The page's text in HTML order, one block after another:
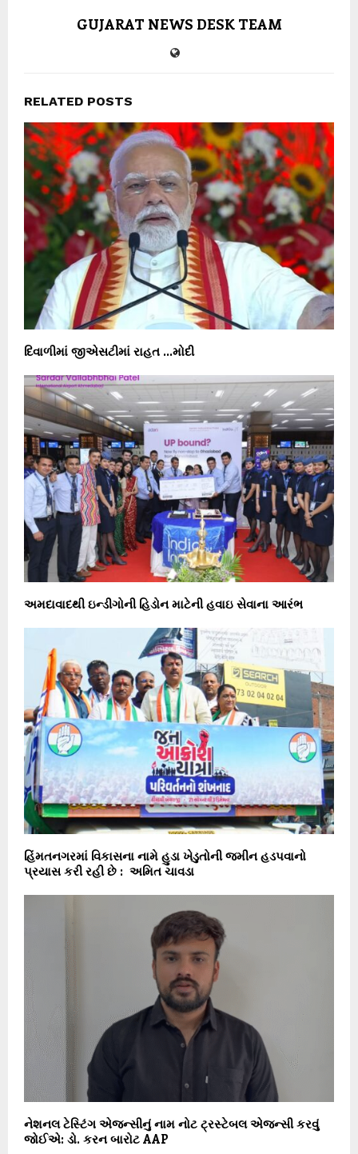
GUJARAT NEWS DESK TEAM
RELATED POSTS
દિવાળીમાં જીએસટીમાં રાહત …મોદી
અમદાવાદથી ઇન્ડીગોની હિડોન માટેની હવાઇ સેવાના આરંભ
હિંમતનગરમાં વિકાસના નામે હુડા ખેડુતોની જમીન હડપવાનો
પ્રયાસ કરી રહી છે : અમિત ચાવડા
નેશનલ ટેસ્ટિંગ એજન્સીનું નામ નોટ ટ્રસ્ટેબલ એજન્સી કરવું
જોઈએ: ડો. કરન બારોટ AAP